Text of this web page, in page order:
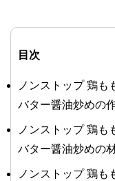
目次
ノンストップ 鶏も
バター醤油炒めの
ノンストップ 鶏も
バター醤油炒めの
ノンストップ 鶏も